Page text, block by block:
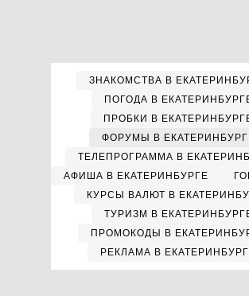
ЗНАКОМСТВА В
ПОГОДА В
ПРОБКИ В
ФОРУМЫ В
ТЕЛЕПРОГРАММА В
АФИША В ЕКАТЕРИНБУРГЕ
КУРСЫ ВАЛЮТ В
ТУРИЗМ В
ПРОМОКОДЫ В
РЕКЛАМА В